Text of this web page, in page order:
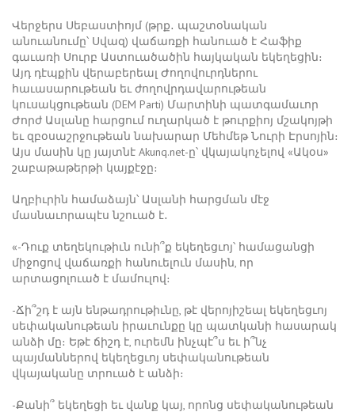
Վերջերս Սեբաստիոյմ (թրք․ պաշտօնական
անուանումը՝ Սվազ) վաճառքի հանուած է Հաֆիք
գաւառի Սուրբ Աստուածածին հայկական եկեղեցին։
Այդ դէպքին վերաբերեալ Ժողովուրդներու
հաւասարութեան եւ ժողովրդավարութեան
կուսակցութեան (DEM Parti) Մարտինի պատգամաւոր
Ժորժ Ասլանը հարցում ուղարկած է թուրքիոյ մշակոյթի
եւ զբօսաշրջութեան նախարար Մեհմեթ Նուրի Էրսոյին։
Այս մասին կը յայտնէ Akunq.net-ը՝ վկայակոչելով «Ակօս»
շաբաթաթերթի կայքէջը։
Աղբիւրին համաձայն՝ Ասլանի հարցման մէջ
մասնաւորապէս նշուած է․
«-Դուք տեղեկութիւն ունի՞ք եկեղեցւոյ՝ համացանցի
միջոցով վաճառքի հանուելուն մասին, որ
արտացոլուած է մամուլով։
-Ճի՞շդ է այն ենթադրութիւնը, թէ վերոյիշեալ եկեղեցւոյ
սեփականութեան իրաւունքը կը պատկանի հասարակ
անձի մը։ Եթէ ճիշդ է, ուրեմն ինչպէ՞ս եւ ի՞նչ
պայմաններով եկեղեցւոյ սեփականութեան
վկայականը տրուած է անձի։
-Քանի՞ եկեղեցի եւ վանք կայ, որոնց սեփականութեան